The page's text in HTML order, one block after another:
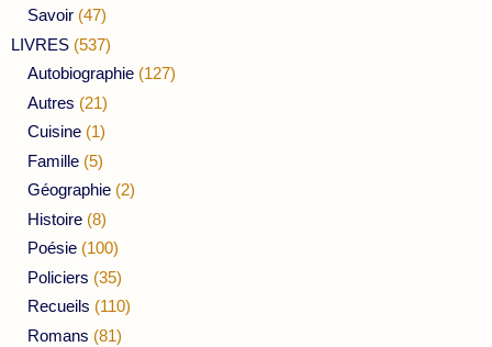
Savoir (47)
LIVRES (537)
Autobiographie (127)
Autres (21)
Cuisine (1)
Famille (5)
Géographie (2)
Histoire (8)
Poésie (100)
Policiers (35)
Recueils (110)
Romans (81)